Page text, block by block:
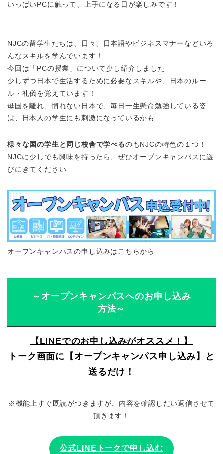
いっぱいPCに触って、上手になる日が楽しみです！
NJCの留学生たちは、日々、日本語やビジネスマナーなどいろ
んなスキルを学んでいます！
今回は「PCの授業」について少し紹介しました
少しずつ日本で生活するために必要なスキルや、日本のルー
ル・礼儀を覚えています！
母国を離れ、慣れない日本で、毎日一生懸命勉強している姿
は、日本人の学生にも刺激になっているかも
様々な国の学生と同じ校舎で学べるのもNJCの特色の１つ！
NJCに少しでも興味を持ったら、ぜひオープンキャンパスに遊
びにきてください
オープンキャンパスの申し込みはこちらから
～オープンキャンパスへのお申し込み
方法～
【LINEでのお申し込みがオススメ！】
トーク画面に【オープンキャンパス申し込み】と
送るだけ！
※機能上すぐ既読がつきますが、内容を確認しだい返信させて
頂きます！
公式LINEトークで申し込む